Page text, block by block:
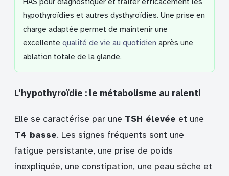
hypothyroïdies et autres dysthyroïdies. Une prise en
charge adaptée permet de maintenir une
excellente qualité de vie au quotidien après une
ablation totale de la glande.
L’hypothyroïdie : le métabolisme au ralenti
Elle se caractérise par une TSH élevée et une
T4 basse. Les signes fréquents sont une
fatigue persistante, une prise de poids
inexpliquée, une constipation, une peau sèche et